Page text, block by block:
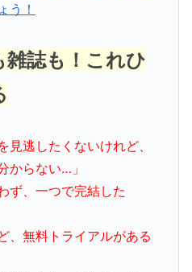
う！
誌も！これひ
見逃したくないけれど、
からない…」
ず、一つで完結した
、無料トライアルがある